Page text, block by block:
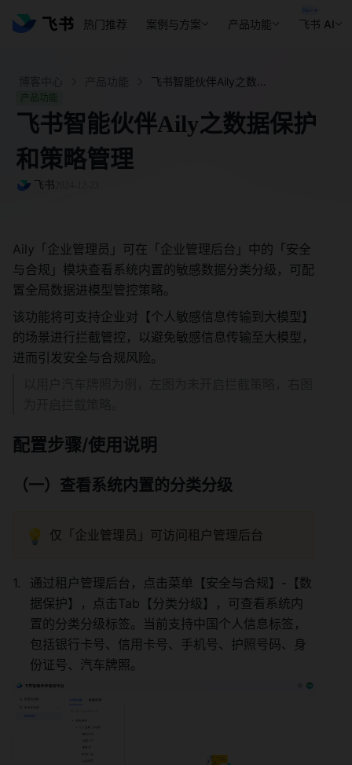
热门推荐 案例与方案 产品功能 飞书 AI
产品功能
飞书智能伙伴Aily之数据保护
和策略管理
飞书
Aily「企业管理员」可在「企业管理后台」中的「安全
与合规」模块查看系统内置的敏感数据分类分级，可配
置全局数据进模型管控策略。
该功能将可支持企业对【个人敏感信息传输到大模型】
的场景进行拦截管控，以避免敏感信息传输至大模型，
进而引发安全与合规风险。
配置步骤/使用说明
（一）查看系统内置的分类分级
💡 仅「企业管理员」可访问租户管理后台
通过租户管理后台，点击菜单【安全与合规】-【数
据保护】，点击Tab【分类分级】，可查看系统内
置的分类分级标签。当前支持中国个人信息标签，
包括银行卡号、信用卡号、手机号、护照号码、身
份证号、汽车牌照。